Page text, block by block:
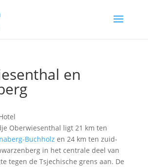
en
Oberwiesenthal ligt 21 km ten
Buchholz en 24 km ten zuid-
in het centrale deel van
tegen de Tsjechische grens aan. De